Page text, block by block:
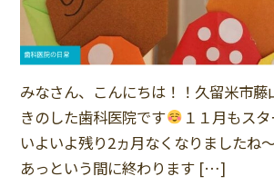
みなさん、こんにちは！！久留米市藤
きのした歯科医院です
１１月もス
いよいよ残り2ヵ月なくなりましたね
あっという間に終わります […]